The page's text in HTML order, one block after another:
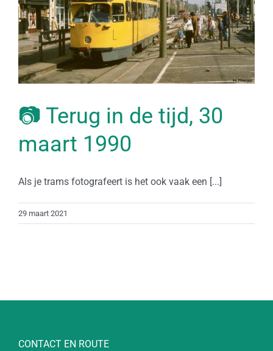
📷 Terug in de tijd, 30
maart 1990
Als je trams fotografeert is het ook vaak een [...]
29 maart 2021
CONTACT EN ROUTE